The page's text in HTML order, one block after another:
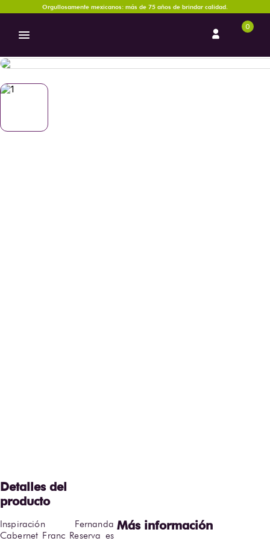
Orgullosamente mexicanos: más de 75 años de brindar calidad.
0
Inspiración Fernanda
Cabernet Franc Reserva es